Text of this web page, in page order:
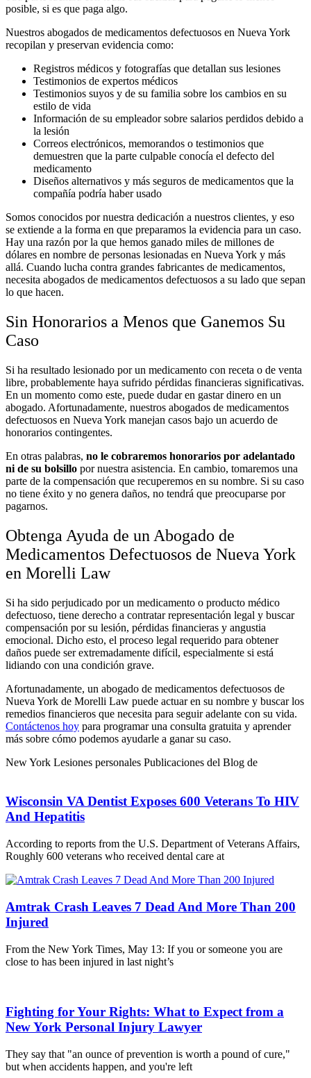
posible, si es que paga algo.
Nuestros abogados de medicamentos defectuosos en Nueva York
recopilan y preservan evidencia como:
Registros médicos y fotografías que detallan sus lesiones
Testimonios de expertos médicos
Testimonios suyos y de su familia sobre los cambios en su
estilo de vida
Información de su empleador sobre salarios perdidos debido a
la lesión
Correos electrónicos, memorandos o testimonios que
demuestren que la parte culpable conocía el defecto del
medicamento
Diseños alternativos y más seguros de medicamentos que la
compañía podría haber usado
Somos conocidos por nuestra dedicación a nuestros clientes, y eso
se extiende a la forma en que preparamos la evidencia para un caso.
Hay una razón por la que hemos ganado miles de millones de
dólares en nombre de personas lesionadas en Nueva York y más
allá. Cuando lucha contra grandes fabricantes de medicamentos,
necesita abogados de medicamentos defectuosos a su lado que sepan
lo que hacen.
Sin Honorarios a Menos que Ganemos Su
Caso
Si ha resultado lesionado por un medicamento con receta o de venta
libre, probablemente haya sufrido pérdidas financieras significativas.
En un momento como este, puede dudar en gastar dinero en un
abogado. Afortunadamente, nuestros abogados de medicamentos
defectuosos en Nueva York manejan casos bajo un acuerdo de
honorarios contingentes.
En otras palabras, no le cobraremos honorarios por adelantado
ni de su bolsillo por nuestra asistencia. En cambio, tomaremos una
parte de la compensación que recuperemos en su nombre. Si su caso
no tiene éxito y no genera daños, no tendrá que preocuparse por
pagarnos.
Obtenga Ayuda de un Abogado de
Medicamentos Defectuosos de Nueva York
en Morelli Law
Si ha sido perjudicado por un medicamento o producto médico
defectuoso, tiene derecho a contratar representación legal y buscar
compensación por su lesión, pérdidas financieras y angustia
emocional. Dicho esto, el proceso legal requerido para obtener
daños puede ser extremadamente difícil, especialmente si está
lidiando con una condición grave.
Afortunadamente, un abogado de medicamentos defectuosos de
Nueva York de Morelli Law puede actuar en su nombre y buscar los
remedios financieros que necesita para seguir adelante con su vida.
Contáctenos hoy para programar una consulta gratuita y aprender
más sobre cómo podemos ayudarle a ganar su caso.
New York Lesiones personales Publicaciones del Blog de
Wisconsin VA Dentist Exposes 600 Veterans To HIV
And Hepatitis
According to reports from the U.S. Department of Veterans Affairs,
Roughly 600 veterans who received dental care at
Amtrak Crash Leaves 7 Dead And More Than 200
Injured
From the New York Times, May 13: If you or someone you are
close to has been injured in last night’s
Fighting for Your Rights: What to Expect from a
New York Personal Injury Lawyer
They say that "an ounce of prevention is worth a pound of cure,"
but when accidents happen, and you're left